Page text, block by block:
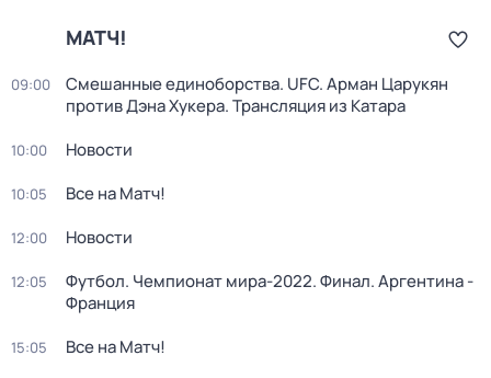
МАТЧ!
09:00
Смешанные единоборства. UFC. Арман Царукян
против Дэна Хукера. Трансляция из Катара
10:00 Новости
10:05 Все на Матч!
12:00 Новости
12:05
Футбол. Чемпионат мира-2022. Финал. Аргентина -
Франция
15:05 Все на Матч!